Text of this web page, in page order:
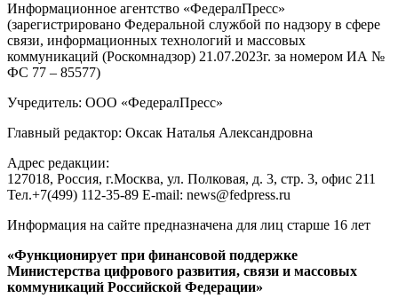
Информационное агентство «ФедералПресс»
(зарегистрировано Федеральной службой по надзору в сфере
связи, информационных технологий и массовых
коммуникаций (Роскомнадзор) 21.07.2023г. за номером ИА №
ФС 77 – 85577)
Учредитель: ООО «ФедералПресс»
Главный редактор: Оксак Наталья Александровна
Адрес редакции:
127018, Россия, г.Москва, ул. Полковая, д. 3, стр. 3, офис 211
Тел.+7(499) 112-35-89 E-mail: news@fedpress.ru
Информация на сайте предназначена для лиц старше 16 лет
«Функционирует при финансовой поддержке
Министерства цифрового развития, связи и массовых
коммуникаций Российской Федерации»